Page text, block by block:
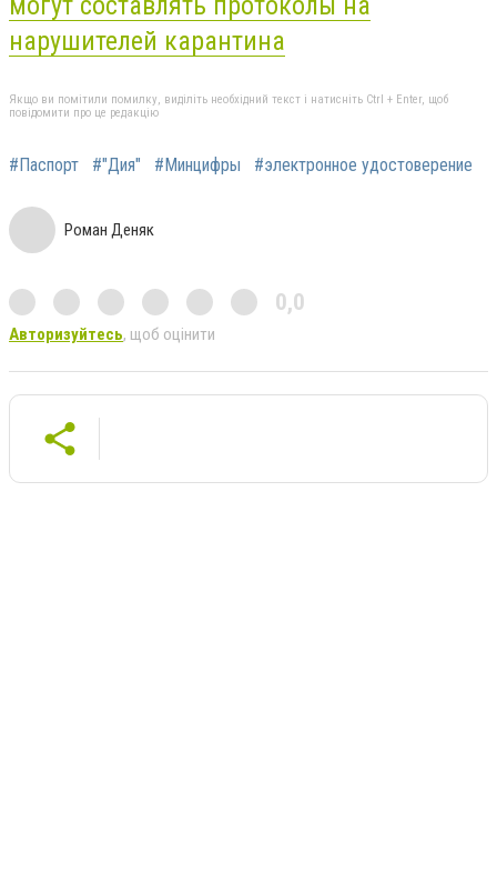
нарушителей карантина
Якщо ви помітили помилку, виділіть необхідний текст і натисніть Ctrl + Enter, щоб
повідомити про це редакцію
#Паспорт #"Дия" #Минцифры #электронное удостоверение
Роман Деняк
0,0
Авторизуйтесь, щоб оцінити